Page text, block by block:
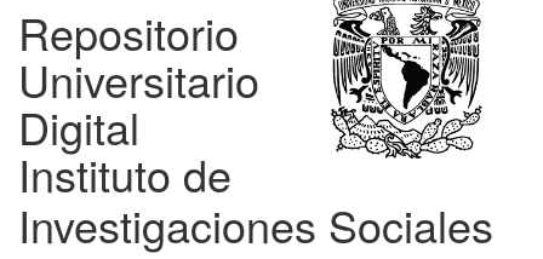
Repositorio
Universitario
Digital
Instituto de
Investigaciones Sociales